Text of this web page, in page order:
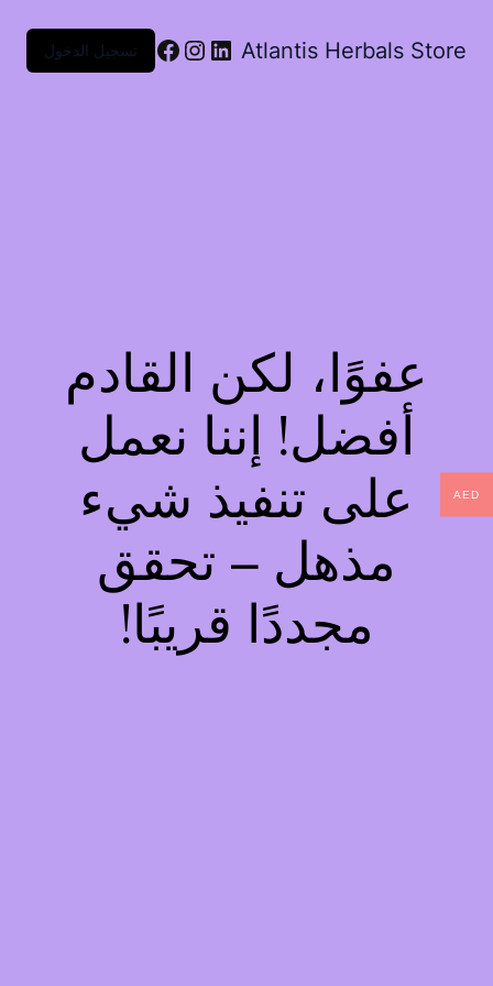
Atlantis Herbals Store تسجيل الدخول
عفوًا، لكن القادم
أفضل! إننا نعمل
على تنفيذ شيء
مذهل – تحقق
مجددًا قريبًا!
AED